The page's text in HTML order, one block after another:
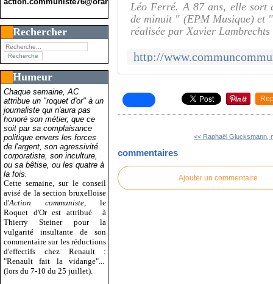
Rechercher
Humeur
Chaque semaine, AC
attribue un "roquet d'or" à un
journaliste qui n'aura pas
honoré son métier, que ce
soit par sa complaisance
politique envers les forces
de l'argent, son agressivité
corporatiste, son inculture,
ou sa bêtise, ou les quatre à
la fois.
Cette semaine, sur le conseil
avisé de la section bruxelloise
d'Action communiste , le
Roquet d'Or est attribué
à
Thierry Steiner pour la
vulgarité insultante de son
commentaire sur les réductions
d'effectifs chez Renault :
"Renault fait la vidange"...
(lors du 7-10 du 25 juillet).
Léo Ferré. A 87 ans, elle sort
de minuit " (EPM Musique) et
réalisée par Xavier Lambrechts
<< Raphaël Glucksmann,
commentaires
Ajouter un commentaire